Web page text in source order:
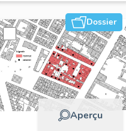
Dossier
Aperçu